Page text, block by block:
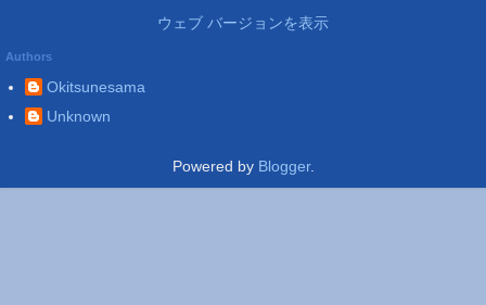
ウェブ バージョンを表示
Authors
Okitsunesama
Unknown
Powered by Blogger.